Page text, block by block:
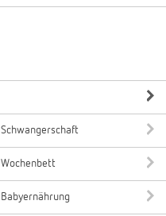
Schwangerschaft
Wochenbett
Babyernährung